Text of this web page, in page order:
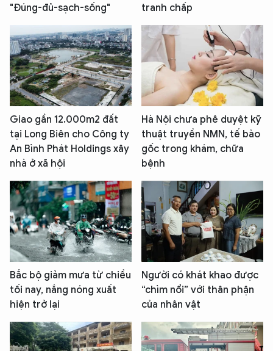
"Đúng-đủ-sạch-sống"
tranh chấp
Giao gần 12.000m2 đất
tại Long Biên cho Công ty
An Bình Phát Holdings xây
nhà ở xã hội
Hà Nội chưa phê duyệt kỹ
thuật truyền NMN, tế bào
gốc trong khám, chữa
bệnh
Bắc bộ giảm mưa từ chiều
tối nay, nắng nóng xuất
hiện trở lại
Người có khát khao được
“chìm nổi” với thân phận
của nhân vật